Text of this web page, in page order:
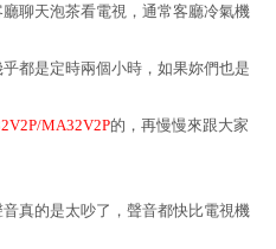
聊天泡茶看電視，通常客廳冷氣機
都是定時兩個小時，如果妳們也是
MA32V2P的，再慢慢來跟大家
真的是太吵了，聲音都快比電視機